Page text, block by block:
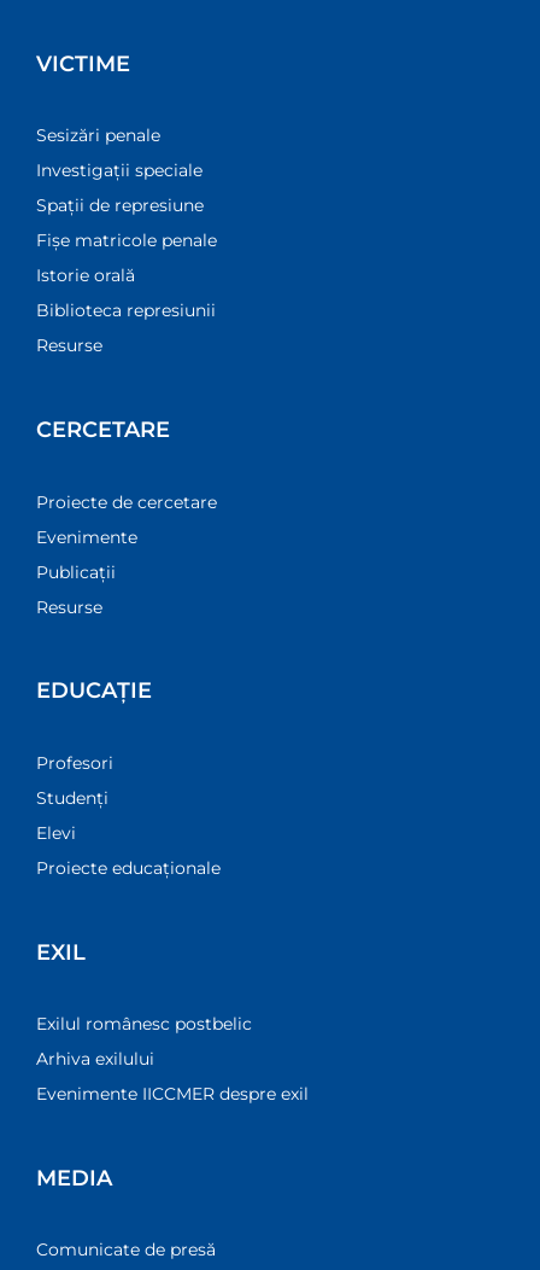
VICTIME
Sesizări penale
Investigații speciale
Spații de represiune
Fișe matricole penale
Istorie orală
Biblioteca represiunii
Resurse
CERCETARE
Proiecte de cercetare
Evenimente
Publicații
Resurse
EDUCAȚIE
Profesori
Studenți
Elevi
Proiecte educaționale
EXIL
Exilul românesc postbelic
Arhiva exilului
Evenimente IICCMER despre exil
MEDIA
Comunicate de presă